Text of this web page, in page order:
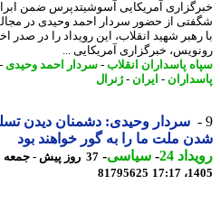
آمریکایی آسوشیتدپرس ضمن ابراز
از حضور سردار احمد وحیدی در مجالس
شهید انقلاب، این رویداد را در صدر اخبار
خبرگزاری آمریکایی ...
پاسداران انقلاب-سردار احمد وحیدی-
- ایران - ژنرال
سردار وحیدی: دشمنان دیدن تسلیم
ملت ما را به گور خواهند بود
24
-سیاسی-
37 روز پیش -
81795625